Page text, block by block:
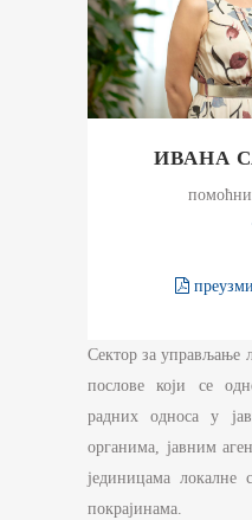
ИВАНА
Сектор за управљање
послове који се
радних односа у
органима, јавним
јединицама локалне
покрајинама.